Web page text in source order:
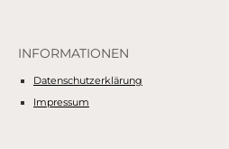
INFORMATIONEN
Datenschutzerklärung
Impressum